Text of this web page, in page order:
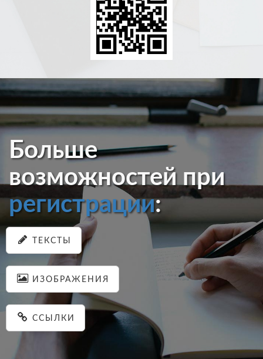
Больше
возможностей при
регистрации:
ТЕКСТЫ
ИЗОБРАЖЕНИЯ
ССЫЛКИ